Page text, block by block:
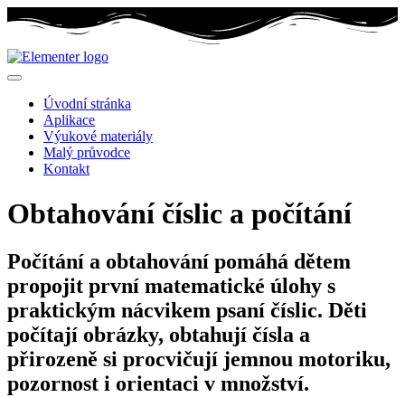
Úvodní stránka
Aplikace
Výukové materiály
Malý průvodce
Kontakt
Obtahování číslic a počítání
Počítání a obtahování pomáhá dětem
propojit první matematické úlohy s
praktickým nácvikem psaní číslic. Děti
počítají obrázky, obtahují čísla a
přirozeně si procvičují jemnou motoriku,
pozornost i orientaci v množství.